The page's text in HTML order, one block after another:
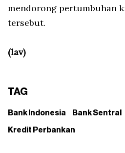
mendorong pertumbuhan
tersebut.
(lav)
TAG
Bank Indonesia Bank Sentral
Kredit Perbankan